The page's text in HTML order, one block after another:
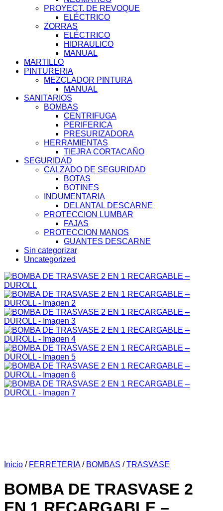
PROYECT. DE REVOQUE
ELÉCTRICO
ZORRAS
ELÉCTRICO
HIDRAULICO
MANUAL
MARTILLO
PINTURERIA
MEZCLADOR PINTURA
MANUAL
SANITARIOS
BOMBAS
CENTRIFUGA
PERIFERICA
PRESURIZADORA
HERRAMIENTAS
TIEJRA CORTACAÑO
SEGURIDAD
CALZADO DE SEGURIDAD
BOTAS
BOTINES
INDUMENTARIA
DELANTAL DESCARNE
PROTECCION LUMBAR
FAJAS
PROTECCION MANOS
GUANTES DESCARNE
Sin categorizar
Uncategorized
Inicio / FERRETERIA / BOMBAS / TRASVASE
BOMBA DE TRASVASE 2